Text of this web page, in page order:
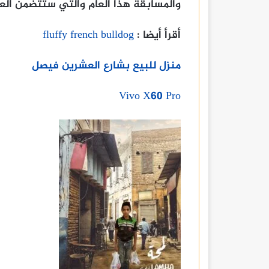
والمسابقة هذا العام والتي ستتضمن
أقرأ أيضا : fluffy french bulldog
منزل للبيع بشارع العشرين فيصل
Vivo X60 Pro